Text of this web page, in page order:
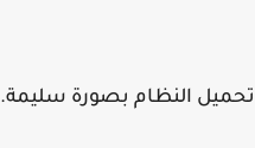
تحميل النظام بصورة سليمة.